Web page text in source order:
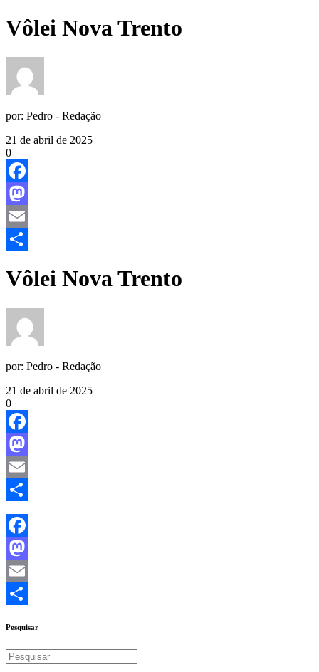
Vôlei Nova Trento
por: Pedro - Redação
21 de abril de 2025
0
Facebook
Mastodon
Email
Vôlei Nova Trento
por: Pedro - Redação
21 de abril de 2025
0
Facebook
Mastodon
Email
Share
Facebook
Mastodon
Email
Pesquisar